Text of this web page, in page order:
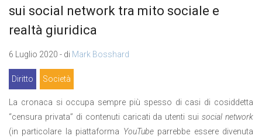
sui social network tra mito sociale e
realtà giuridica
6 Luglio 2020 - di Mark Bosshard
Diritto Società
La cronaca si occupa sempre più spesso di casi di cosiddetta
“censura privata” di contenuti caricati da utenti suisocial network
(in particolare la piattaforma YouTubeparrebbe essere divenuta